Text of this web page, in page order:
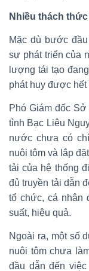
Nhiều thách
Mặc dù bước
sự phát triển của
lượng tái tạo
phát huy được hết
Phó Giám đốc
tỉnh Bạc Liêu
nước chưa có
nuôi tôm và lắp
tải của hệ thống
đủ truyền tải dẫn
tổ chức, cá nhân
suất, hiệu quả.
Ngoài ra, một số
nuôi tôm chưa
đầu dẫn đến